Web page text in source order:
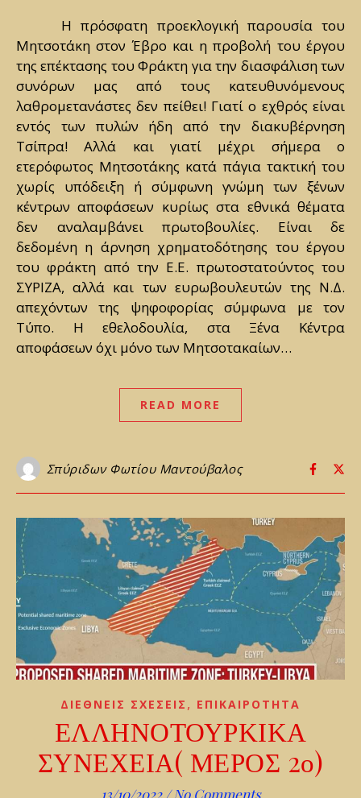
Η πρόσφατη προεκλογική παρουσία του
Μητσοτάκη στον Έβρο και η προβολή του έργου
της επέκτασης του Φράκτη για την διασφάλιση των
συνόρων μας από τους κατευθυνόμενους
λαθρομετανάστες δεν πείθει! Γιατί ο εχθρός είναι
εντός των πυλών ήδη από την διακυβέρνηση
Τσίπρα! Αλλά και γιατί μέχρι σήμερα ο
ετερόφωτος Μητσοτάκης κατά πάγια τακτική του
χωρίς υπόδειξη ή σύμφωνη γνώμη των ξένων
κέντρων αποφάσεων κυρίως στα εθνικά θέματα
δεν αναλαμβάνει πρωτοβουλίες. Είναι δε
δεδομένη η άρνηση χρηματοδότησης του έργου
του φράκτη από την Ε.Ε. πρωτοστατούντος του
ΣΥΡΙΖΑ, αλλά και των ευρωβουλευτών της Ν.Δ.
απεχόντων της ψηφοφορίας σύμφωνα με τον
Τύπο. Η εθελοδουλία, στα Ξένα Κέντρα
αποφάσεων όχι μόνο των Μητσοτακαίων…
READ MORE
Σπύριδων Φωτίου Μαντούβαλος
ΔΙΕΘΝΕΙΣ ΣΧΕΣΕΙΣ , ΕΠΙΚΑΙΡΟΤΗΤΑ
ΕΛΛΗΝΟΤΟΥΡΚΙΚΑ
ΣΥΝΕΧΕΙΑ( ΜΕΡΟΣ 2ο)
13/10/2022 / No Comments